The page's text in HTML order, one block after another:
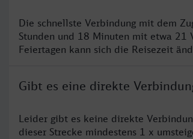
Die schnellste Verbindung mit dem
Stunden und 18 Minuten mit etwa 21
Feiertagen kann sich die Reisezeit
Gibt es eine direkte
Leider gibt es keine direkte
dieser Strecke mindestens 1 x